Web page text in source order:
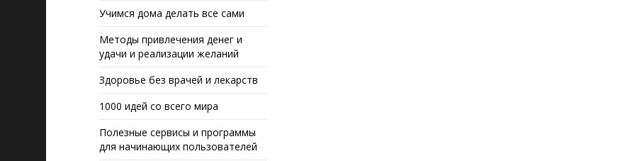
Учимся дома делать все сами
Методы привлечения денег и
удачи и реализации желаний
Здоровье без врачей и лекарств
1000 идей со всего мира
Полезные сервисы и программы
для начинающих пользователей